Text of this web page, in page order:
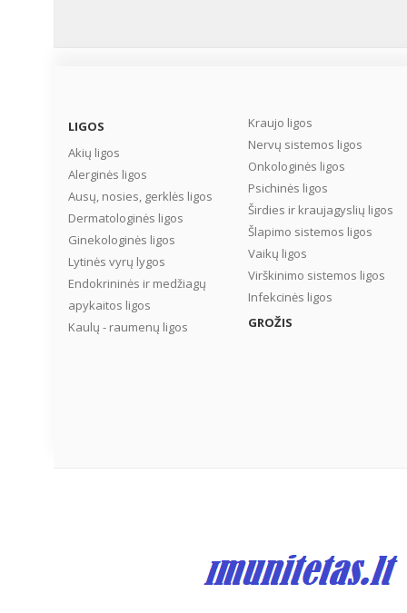
LIGOS
Akių ligos
Alerginės ligos
Ausų, nosies, gerklės ligos
Dermatologinės ligos
Ginekologinės ligos
Lytinės vyrų lygos
Endokrininės ir medžiagų
apykaitos ligos
Kaulų - raumenų ligos
Kraujo ligos
Nervų sistemos ligos
Onkologinės ligos
Psichinės ligos
Širdies ir kraujagyslių ligos
Šlapimo sistemos ligos
Vaikų ligos
Virškinimo sistemos ligos
Infekcinės ligos
GROŽIS